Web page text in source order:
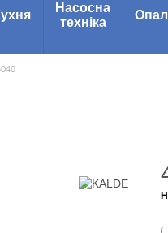
Насосна
техніка